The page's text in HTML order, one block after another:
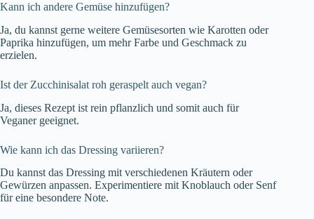
Kann ich andere Gemüse hinzufügen?
Ja, du kannst gerne weitere Gemüsesorten wie Karotten oder
Paprika hinzufügen, um mehr Farbe und Geschmack zu
erzielen.
Ist der Zucchinisalat roh geraspelt auch vegan?
Ja, dieses Rezept ist rein pflanzlich und somit auch für
Veganer geeignet.
Wie kann ich das Dressing variieren?
Du kannst das Dressing mit verschiedenen Kräutern oder
Gewürzen anpassen. Experimentiere mit Knoblauch oder Senf
für eine besondere Note.